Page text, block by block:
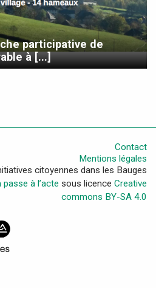
participative de
à [...]
Contact
Mentions légales
citoyennes dans les Bauges
passe à l’acte sous licence Creative
commons BY-SA 4.0